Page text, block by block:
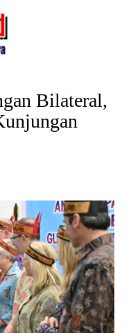
Bilateral,